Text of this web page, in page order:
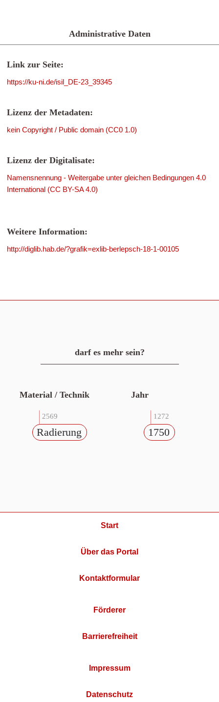
Administrative Daten
Link zur Seite:
https://ku-ni.de/isil_DE-23_39345
Lizenz der Metadaten:
kein Copyright / Public domain (CC0 1.0)
Lizenz der Digitalisate:
Namensnennung - Weitergabe unter gleichen Bedingungen 4.0
International (CC BY-SA 4.0)
Weitere Information:
http://diglib.hab.de/?grafik=exlib-berlepsch-18-1-00105
darf es mehr sein?
Material / Technik
2569
Radierung
Jahr
1272
1750
Start
Über das Portal
Kontaktformular
Förderer
Barrierefreiheit
Impressum
Datenschutz